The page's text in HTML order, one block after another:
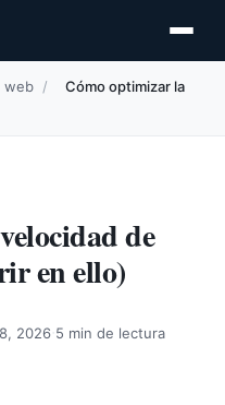
web /
Cómo optimizar la
de
en ello)
2026 5 min de lectura